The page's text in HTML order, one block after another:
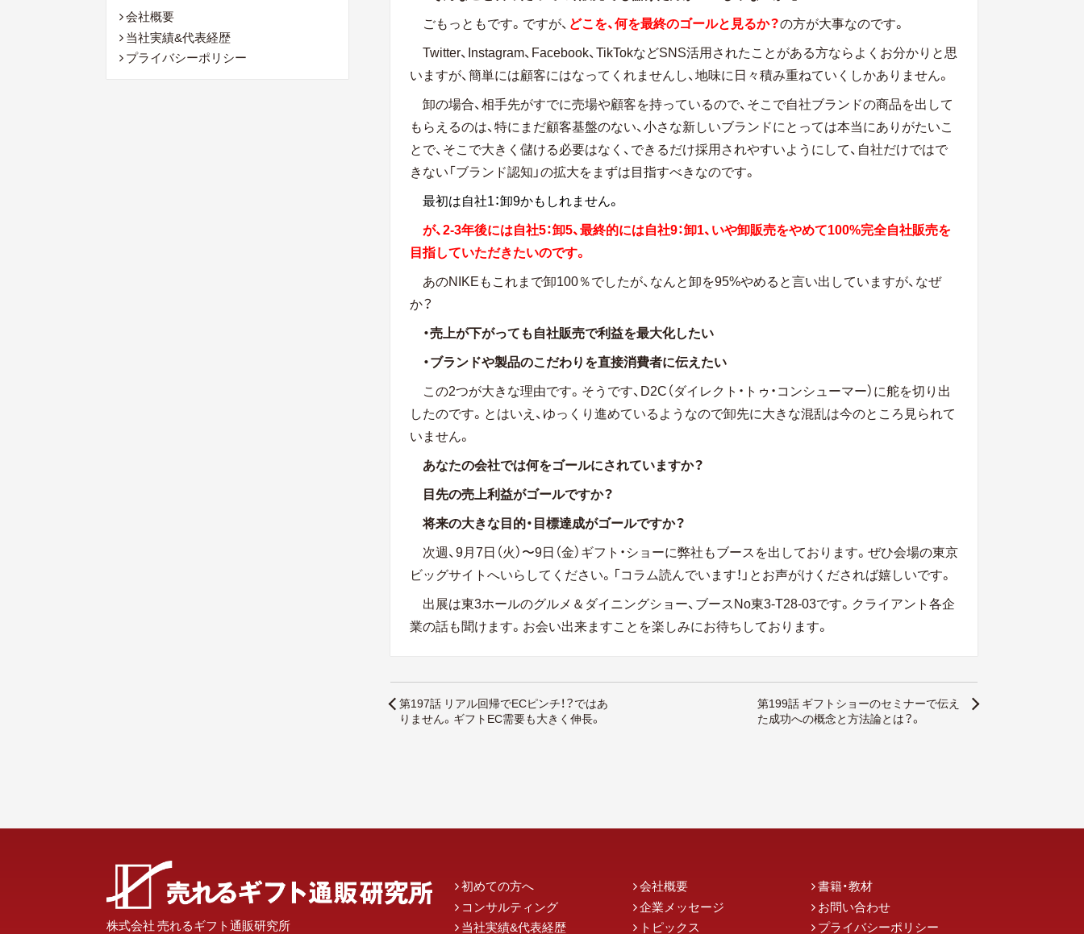
ごもっともです。ですが、 どこを、何を最終のゴールと見るか？の方が大事なのです。
Twitter、Instagram、Facebook、TikTokなどSNS活用されたことがある方ならよくお分かりと思
いますが、簡単には顧客にはなってくれませんし、地味に日々積み重ねていくしかありません。
卸の場合、相手先がすでに売場や顧客を持っているので、そこで自社ブランドの商品を出して
もらえるのは、特にまだ顧客基盤のない、小さな新しいブランドにとっては本当にありがたいこ
とで、そこで大きく儲ける必要はなく、できるだけ採用されやすいようにして、自社だけではで
きない「ブランド認知」の拡大をまずは目指すべきなのです。
最初は自社1：卸9かもしれません。
が、2-3年後には自社5：卸5、最終的には自社9：卸1、いや卸販売をやめて100%完全自社販売を
目指していただきたいのです。
あのNIKEもこれまで卸100％でしたが、なんと卸を95%やめると言い出していますが、なぜ
か？
・売上が下がっても自社販売で利益を最大化したい
・ブランドや製品のこだわりを直接消費者に伝えたい
この2つが大きな理由です。そうです、D2C（ダイレクト・トゥ・コンシューマー）に舵を切り出
したのです。とはいえ、ゆっくり進めているようなので卸先に大きな混乱は今のところ見られて
いません。
あなたの会社では何をゴールにされていますか？
目先の売上利益がゴールですか？
将来の大きな目的・目標達成がゴールですか？
次週、9月7日（火）〜9日（金）ギフト・ショーに弊社もブースを出しております。ぜひ会場の東京
ビッグサイトへいらしてください。「コラム読んでいます！」とお声がけくだされば嬉しいです。
出展は東3ホールのグルメ＆ダイニングショー、ブースNo東3-T28-03です。クライアント各企
業の話も聞けます。お会い出来ますことを楽しみにお待ちしております。
第197話 リアル回帰でECピンチ！？ではあ
りません。ギフトEC需要も大きく伸長。
第199話 ギフトショーのセミナーで伝え
た成功への概念と方法論とは？。
会社概要
当社実績&代表経歴
プライバシーポリシー
初めての方へ
コンサルティング
当社実績&代表経歴
会社概要
企業メッセージ
トピックス
書籍・教材
お問い合わせ
プライバシーポリシー
株式会社 売れるギフト通販研究所